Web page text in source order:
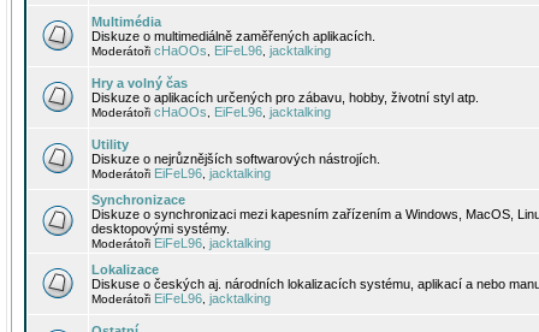
Multimédia
Diskuze o multimediálně zaměřených aplikacích.
Moderátoři cHaOOs EiFeL96 jacktalking
Hry a volný čas
Diskuze o aplikacích určených pro zábavu, hobby, životní styl atp.
Moderátoři cHaOOs EiFeL96 jacktalking
Utility
Diskuze o nejrůznějších softwarových nástrojích.
Moderátoři EiFeL96 jacktalking
Synchronizace
Diskuze o synchronizaci mezi kapesním zařízením a Windows, MacOS,
desktopovými systémy.
Moderátoři EiFeL96 jacktalking
Lokalizace
Diskuse o českých aj. národních lokalizacích systému, aplikací a nebo
Moderátoři EiFeL96 jacktalking